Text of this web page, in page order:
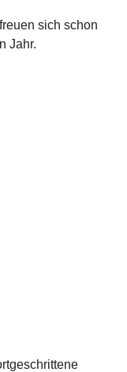
sich schon
Jahr.